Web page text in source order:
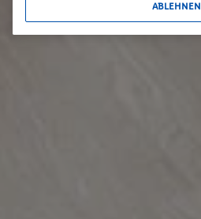
ABLEHNEN